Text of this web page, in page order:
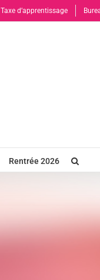
Taxe d’apprentissage
Rentrée 2026